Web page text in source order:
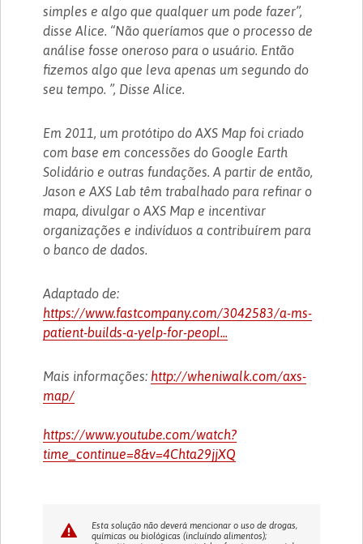
simples e algo que qualquer um pode fazer”,
disse Alice. “Não queríamos que o processo de
análise fosse oneroso para o usuário. Então
fizemos algo que leva apenas um segundo do
seu tempo. ”, Disse Alice.
Em 2011, um protótipo do AXS Map foi criado
com base em concessões do Google Earth
Solidário e outras fundações. A partir de então,
Jason e AXS Lab têm trabalhado para refinar o
mapa, divulgar o AXS Map e incentivar
organizações e indivíduos a contribuírem para
o banco de dados.
Adaptado de:
https://www.fastcompany.com/3042583/a-ms-
patient-builds-a-yelp-for-peopl...
Mais informações: http://wheniwalk.com/axs-
map/
https://www.youtube.com/watch?
time_continue=8&v=4Chta29jjXQ
Esta solução não deverá mencionar o uso de drogas,
químicas ou biológicas (incluíndo alimentos);